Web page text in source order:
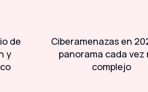
de
y
Ciberamenazas en
panorama cada vez
complejo